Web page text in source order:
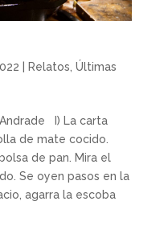
Relatos Últimas
Andrade I) La carta
de mate cocido.
de pan. Mira el
Se oyen pasos en la
agarra la escoba